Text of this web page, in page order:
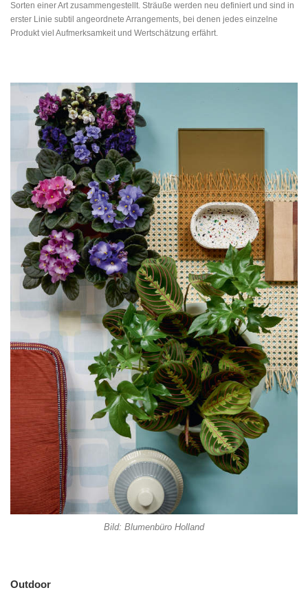
Sorten einer Art zusammengestellt. Sträuße werden neu definiert und sind in
erster Linie subtil angeordnete Arrangements, bei denen jedes einzelne
Produkt viel Aufmerksamkeit und Wertschätzung erfährt.
Bild: Blumenbüro Holland
Outdoor